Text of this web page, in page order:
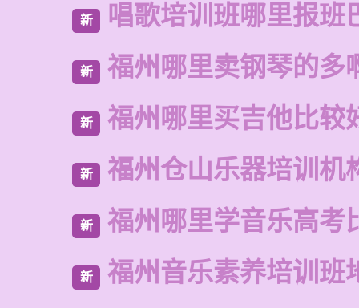
新 唱歌培训班哪里报班
新 福州哪里卖钢琴的多
新 福州哪里买吉他比较
新 福州仓山乐器培训机
新 福州哪里学音乐高考
新 福州音乐素养培训班